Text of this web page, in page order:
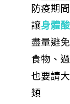
防疫期
讓身體
盡量避
食物、
也要請
類